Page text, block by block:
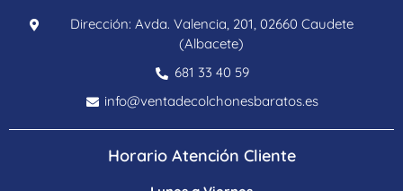
Dirección: Avda. Valencia, 201, 02660 Caudete
(Albacete)
681 33 40 59
info@ventadecolchonesbaratos.es
Horario Atención Cliente